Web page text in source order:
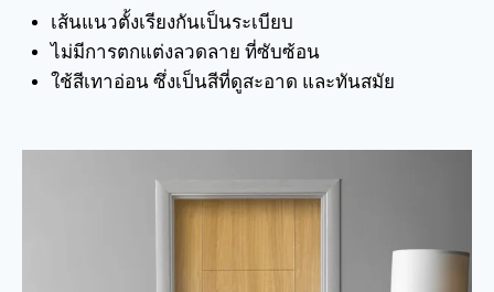
เส้นแนวตั้งเรียงกันเป็นระเบียบ
ไม่มีการตกแต่งลวดลาย ที่ซับซ้อน
ใช้สีเทาอ่อน ซึ่งเป็นสีที่ดูสะอาด และทันสมัย